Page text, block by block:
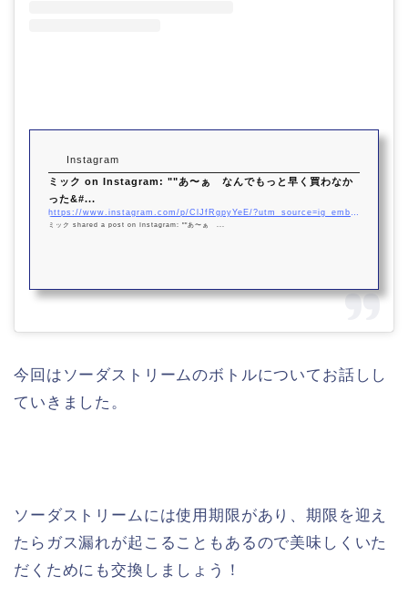
Instagram
ミック on Instagram: ""あ〜ぁ なんでもっと早く買わなか
った&#...
https://www.instagram.com/p/ClJfRgpyYeE/?utm_source=ig_embed&#038;utm_campaign=loading
ミック shared a post on Instagram: ""あ〜ぁ ...
今回はソーダストリームのボトルについてお話しし
ていきました。
ソーダストリームには使用期限があり、期限を迎え
たらガス漏れが起こることもあるので美味しくいた
だくためにも交換しましょう！